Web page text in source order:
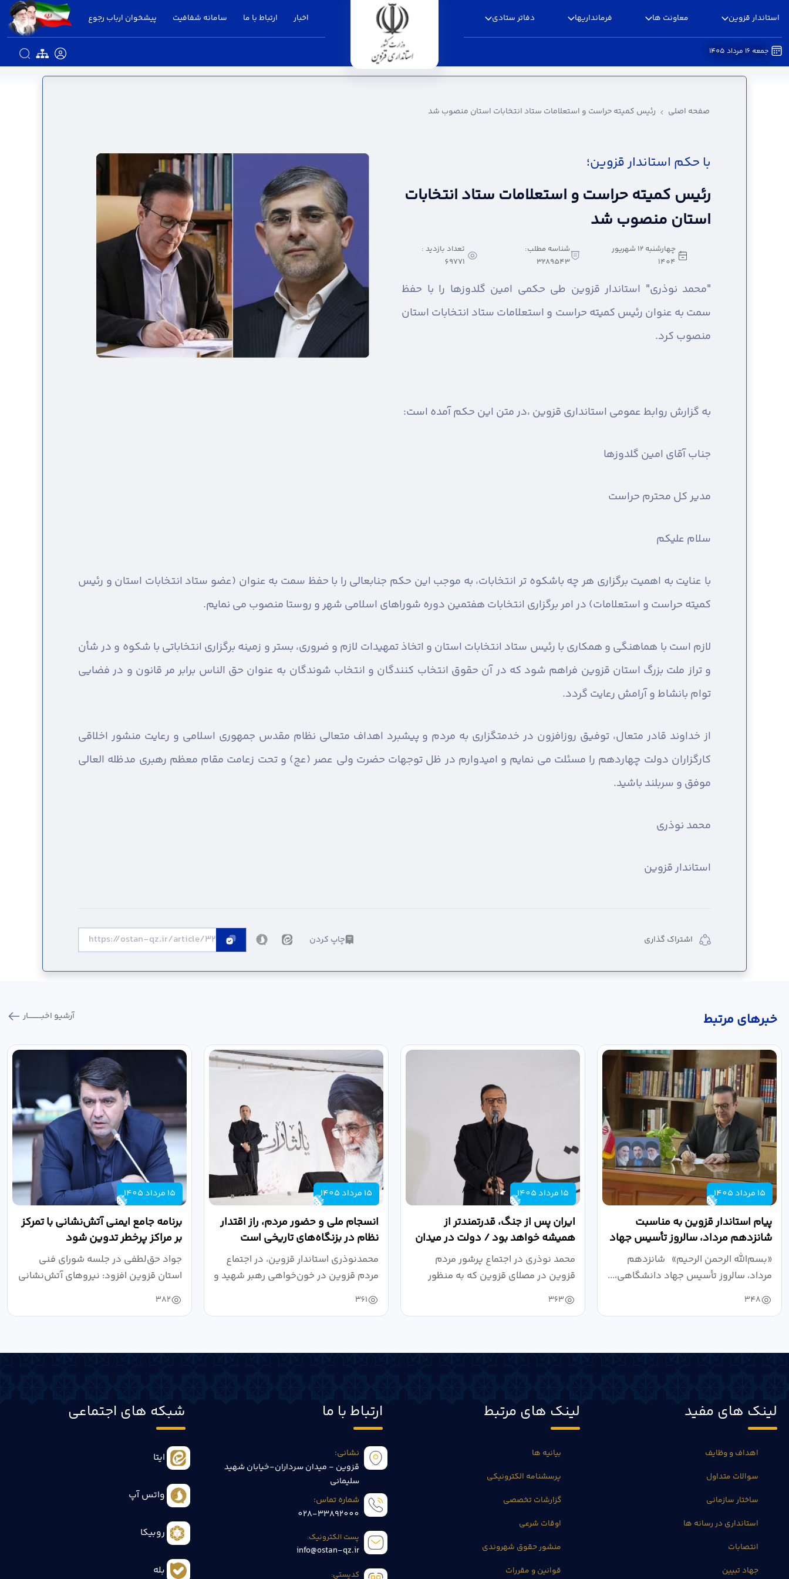
استاندار قزوین معاونت ها فرمانداریها دفاتر ستادی اخبار ارتباط با ما سامانه شفافیت پیشخوان ارباب رجوع
جمعه 16 مرداد 1405
رئیس کمیته حراست و استعلامات ستاد انتخابات استان منصوب شد - استانداری قزوین
صفحه اصلی رئیس کمیته حراست و استعلامات ستاد انتخابات استان منصوب شد
با حکم استاندار قزوین؛
رئیس کمیته حراست و استعلامات ستاد انتخابات
استان منصوب شد
چهارشنبه 12 شهریور
1404
شناسه مطلب:
3289543
تعداد بازدید :
69771
"محمد نوذری" استاندار قزوین طی حکمی امین گلدوزها را با حفظ
سمت به عنوان رئیس کمیته حراست و استعلامات ستاد انتخابات استان
منصوب کرد.
به گزارش روابط عمومی استانداری قزوین ،در متن این حکم آمده است:
جناب آقای امین گلدوزها
مدیر کل محترم حراست
سلام عليكم
با عنایت به اهمیت برگزاری هر چه باشکوه تر انتخابات، به موجب این حکم جنابعالی را با حفظ سمت به عنوان (عضو ستاد انتخابات استان و رئیس
کمیته حراست و استعلامات) در امر برگزاری انتخابات هفتمین دوره شوراهای اسلامی شهر و روستا منصوب می نمایم.
لازم است با هماهنگی و همکاری با رئیس ستاد انتخابات استان و اتخاذ تمهیدات لازم و ضروری، بستر و زمینه برگزاری انتخاباتی با شکوه و در شأن
و تراز ملت بزرگ استان قزوین فراهم شود که در آن حقوق انتخاب کنندگان و انتخاب شوندگان به عنوان حق الناس برابر مر قانون و در فضایی
توام بانشاط و آرامش رعایت گردد.
از خداوند قادر متعال، توفیق روزافزون در خدمتگزاری به مردم و پیشبرد اهداف متعالی نظام مقدس جمهوری اسلامی و رعایت منشور اخلاقی
کارگزاران دولت چهاردهم را مسئلت می نمایم و امیدوارم در ظل توجهات حضرت ولی عصر (عج) و تحت زعامت مقام معظم رهبری مدظله العالی
موفق و سربلند باشید.
محمد نوذری
استاندار قزوین
اشتراک گذاری چاپ کردن
خبر‌های مرتبط آرشیو اخبـــــــــــار
15 مرداد 1405
پیام استاندار قزوین به مناسبت
شانزدهم مرداد، سالروز تأسیس جهاد
دانشگاهی
«بسم‌الله الرحمن الرحیم» شانزدهم
مرداد، سالروز تأسیس جهاد دانشگاهی،...
348
15 مرداد 1405
ایران پس از جنگ، قدرتمندتر از
همیشه خواهد بود / دولت در میدان
نبرد اقتصادی،...
محمد نوذری در اجتماع پرشور مردم
قزوین در مصلای قزوین که به منظور
خون‌خواهی...
363
15 مرداد 1405
انسجام ملی و حضور مردم، راز اقتدار
نظام در بزنگاه‌های تاریخی است
محمدنوذری استاندار قزوین، در اجتماع
مردم قزوین در خون‌خواهی رهبر شهید و
حمایت...
361
15 مرداد 1405
برنامه جامع ایمنی آتش‌نشانی با تمرکز
بر مراکز پرخطر تدوین شود
جواد حق‌لطفی در جلسه شورای فنی
استان قزوین افزود: نیروهای آتش‌نشانی
طی سال...
382
لینک های مفید
اهداف و وظایف
سوالات متداول
ساختار سازمانی
استانداری در رسانه ها
انتصابات
جهاد تبیین
لینک های مرتبط
بیانیه ها
پرسشنامه الکترونیکی
گزارشات تخصصی
اوقات شرعی
منشور حقوق شهروندی
قوانین و مقررات
ارتباط با ما
نشانی:
قزوین - میدان سرداران-خیابان شهید
سلیمانی
شماره تماس:
028-33892000
پست الکترونیک:
info@ostan-qz.ir
کدپستی:
شبکه های اجتماعی
ایتا
واتس آپ
روبیکا
بله